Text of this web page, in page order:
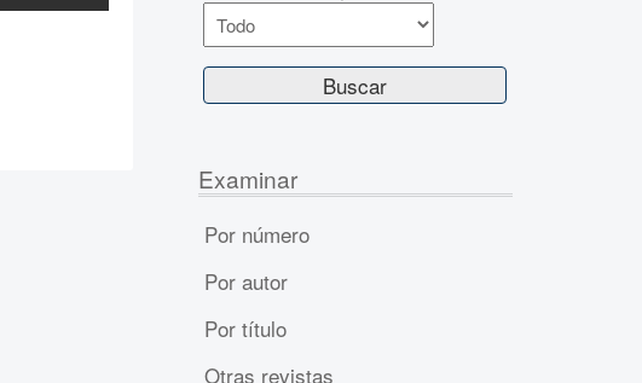
Examinar
Por número
Por autor
Por título
Otras revistas